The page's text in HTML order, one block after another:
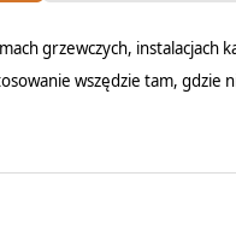
grzewczych, instalacjach
wszędzie tam, gdzie